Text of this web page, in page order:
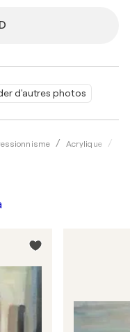
d'autres photos
Acrylique